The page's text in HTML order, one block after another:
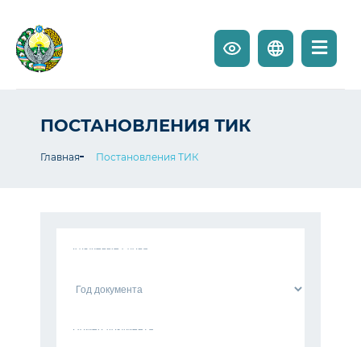
ПОСТАНОВЛЕНИЯ ТИК
Главная Постановления ТИК